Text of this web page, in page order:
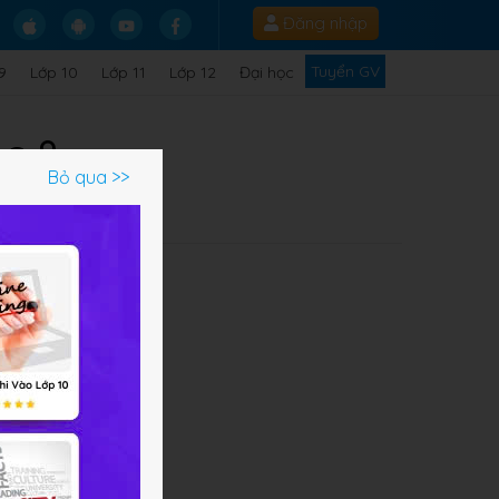
Đăng nhập
Lớp 10 Lớp 11 Lớp 12 Đại học Tuyển GV
8Bỏ qua >>